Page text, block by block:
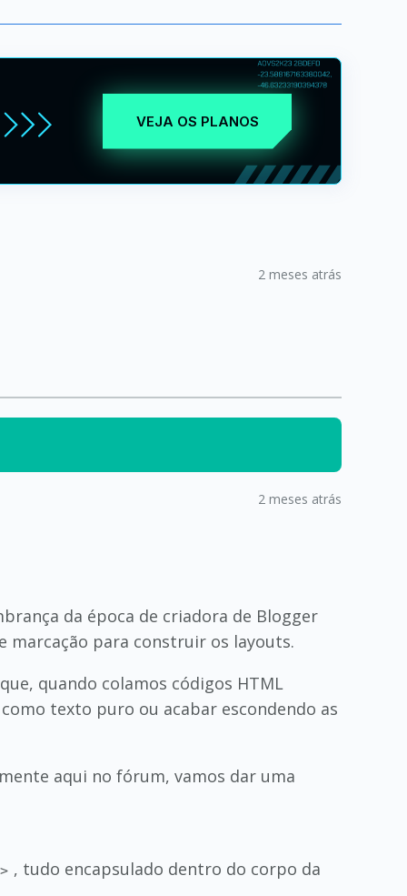
VEJA OS PLANOS
2 meses atrás
2 meses atrás
da época de criadora de Blogger
marcação para construir os layouts.
quando colamos códigos HTML
texto puro ou acabar escondendo as
aqui no fórum, vamos dar uma
, tudo encapsulado dentro do corpo da